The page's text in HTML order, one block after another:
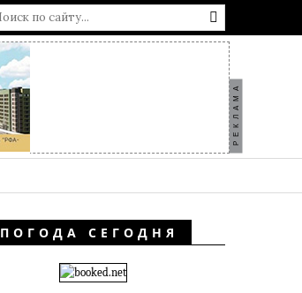
РЕКЛАМА
ПОГОДА СЕГОДНЯ